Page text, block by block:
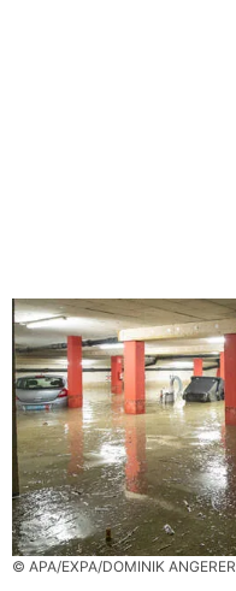
© APA/EXPA/DOMINIK ANGERER